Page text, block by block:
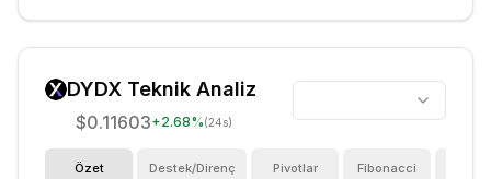
DYDX Teknik Analiz
$0.11603+2.68%(24s)
Özet Destek/Direnç Pivotlar Fibonacci